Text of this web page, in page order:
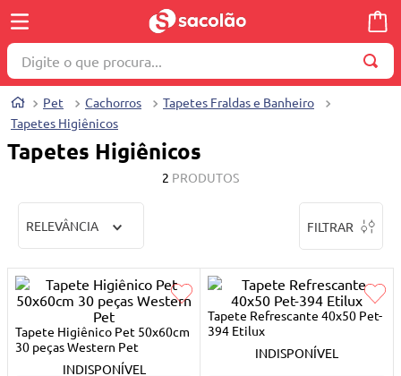
Digite o que procura...
Pet Cachorros
Tapetes Fraldas e Banheiro
Tapetes Higiênicos
Tapetes Higiênicos
2 PRODUTOS
RELEVÂNCIA FILTRAR
Tapete Higiênico Pet 50x60cm
30 peças Western Pet
INDISPONÍVEL
Tapete Refrescante 40x50 Pet-
394 Etilux
INDISPONÍVEL
TERMOS MAIS BUSCADOS
3 º
máquina costura
6º
carrinho reversível
7º
truss
mesa dobrável notebook